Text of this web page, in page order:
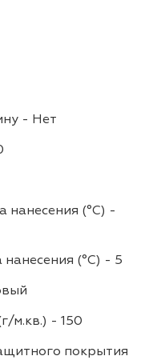
- Нет
нанесения (°С) -
(°С) - 5
м.кв.) - 150
покрытия